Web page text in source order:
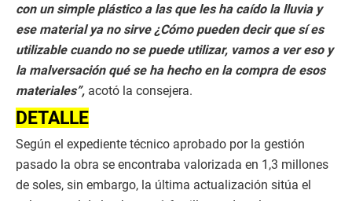
con un simple plástico a las que les ha caído la lluvia y
ese material ya no sirve ¿Cómo pueden decir que sí es
utilizable cuando no se puede utilizar, vamos a ver eso y
la malversación qué se ha hecho en la compra de esos
materiales”, acotó la consejera.
DETALLE
Según el expediente técnico aprobado por la gestión
pasado la obra se encontraba valorizada en 1,3 millones
de soles, sin embargo, la última actualización sitúa el